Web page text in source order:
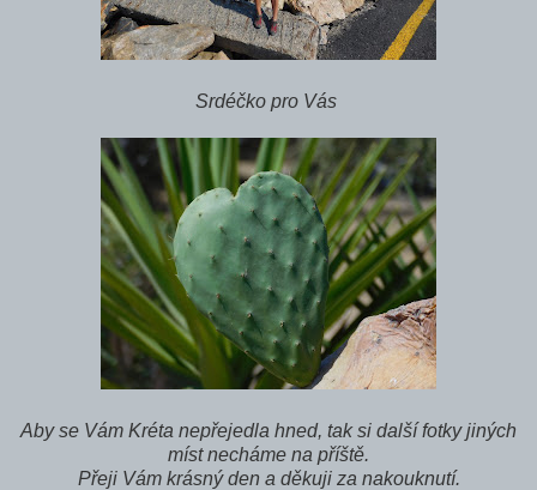
Srdéčko pro Vás
Aby se Vám Kréta nepřejedla hned, tak si další fotky jiných
míst necháme na příště.
Přeji Vám krásný den a děkuji za nakouknutí.